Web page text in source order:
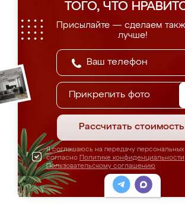
ТОГО, ЧТО
Присылайте — сделаем
лучше!
Прикрепить фото
Рассчитать стоимость
Я соглашаюсь на передачу
согласно Политике конфиденциальности
Пользовательскому соглашению